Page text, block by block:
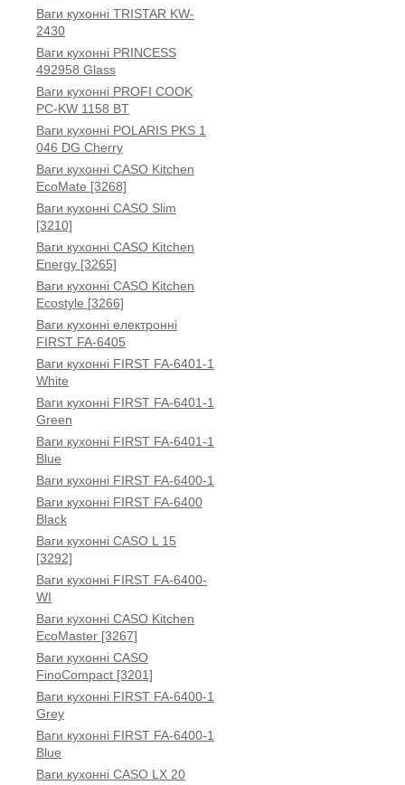
Ваги кухонні TRISTAR KW-
2430
Ваги кухонні PRINCESS
492958 Glass
Ваги кухонні PROFI COOK
PC-KW 1158 BT
Ваги кухонні POLARIS PKS 1
046 DG Cherry
Ваги кухонні CASO Kitchen
EcoMate [3268]
Ваги кухонні CASO Slim
[3210]
Ваги кухонні CASO Kitchen
Energy [3265]
Ваги кухонні CASO Kitchen
Ecostyle [3266]
Ваги кухонні електронні
FIRST FA-6405
Ваги кухонні FIRST FA-6401-1
White
Ваги кухонні FIRST FA-6401-1
Green
Ваги кухонні FIRST FA-6401-1
Blue
Ваги кухонні FIRST FA-6400-1
Ваги кухонні FIRST FA-6400
Black
Ваги кухонні CASO L 15
[3292]
Ваги кухонні FIRST FA-6400-
WI
Ваги кухонні CASO Kitchen
EcoMaster [3267]
Ваги кухонні CASO
FinoCompact [3201]
Ваги кухонні FIRST FA-6400-1
Grey
Ваги кухонні FIRST FA-6400-1
Blue
Ваги кухонні CASO LX 20